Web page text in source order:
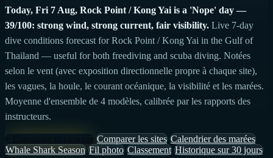
Today, Fri 7 Aug, Rock Point / Kong Yai is a 'Nope' day —
39/100: strong wind, strong current, fair visibility. Live 7-day
dive conditions forecast for Rock Point / Kong Yai in the Gulf of
Thailand — useful for both freediving and scuba diving. Notées
selon le vent (avec exposition directionnelle propre à chaque site),
les vagues, la houle, le courant océanique, la visibilité et les marées.
Moyenne d'ensemble de 4 modèles, calibrée par les rapports des
instructeurs.
Comparer les sites Calendrier des marées
Whale Shark Season Fil photo Classement Historique sur 30 jours